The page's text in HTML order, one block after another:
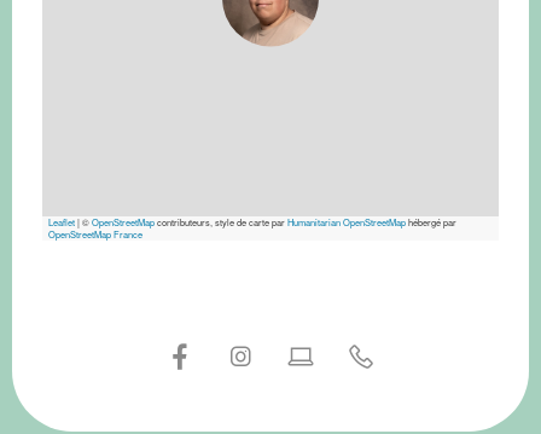
Leaflet|©OpenStreetMapcontributeurs, style de carte parHumanitarian OpenStreetMaphébergé par
OpenStreetMap France